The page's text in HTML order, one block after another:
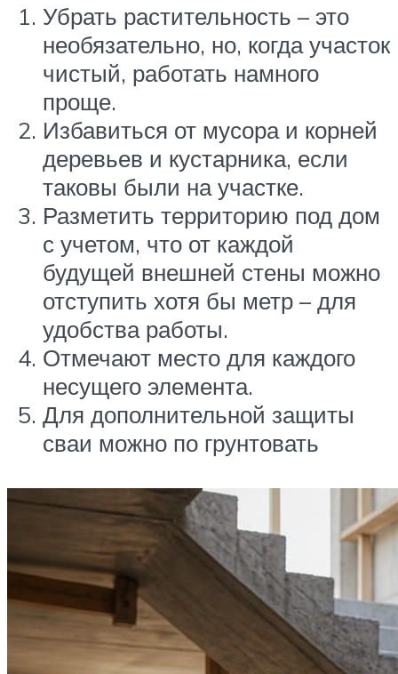
Убрать растительность – это
необязательно, но, когда участок
чистый, работать намного
проще.
Избавиться от мусора и корней
деревьев и кустарника, если
таковы были на участке.
Разметить территорию под дом
с учетом, что от каждой
будущей внешней стены можно
отступить хотя бы метр – для
удобства работы.
Отмечают место для каждого
несущего элемента.
Для дополнительной защиты
сваи можно по грунтовать